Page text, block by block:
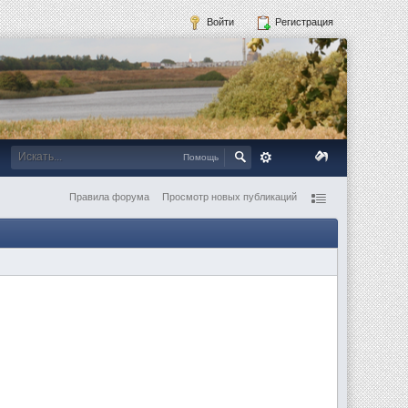
Войти Регистрация
Помощь
Правила форума Просмотр новых публикаций